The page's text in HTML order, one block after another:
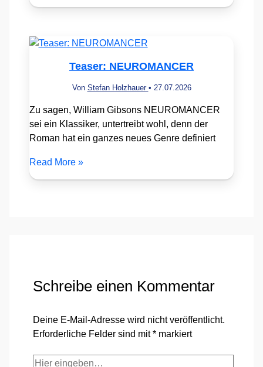
Teaser: NEUROMANCER
Von Stefan Holzhauer • 27.07.2026
Zu sagen, William Gibsons NEUROMANCER
sei ein Klassiker, untertreibt wohl, denn der
Roman hat ein ganzes neues Genre definiert
Read More »
Schreibe einen Kommentar
Deine E-Mail-Adresse wird nicht veröffentlicht.
Erforderliche Felder sind mit* markiert
Hier